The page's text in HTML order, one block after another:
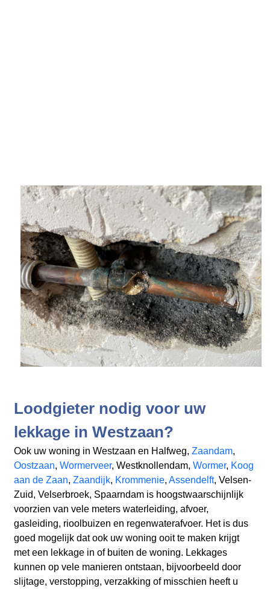
Loodgieter nodig voor uw
lekkage in Westzaan?
Ook uw woning in Westzaan en Halfweg, Zaandam,
Oostzaan, Wormerveer, Westknollendam, Wormer, Koog
aan de Zaan, Zaandijk, Krommenie, Assendelft, Velsen-
Zuid, Velserbroek, Spaarndam is hoogstwaarschijnlijk
voorzien van vele meters waterleiding, afvoer,
gasleiding, rioolbuizen en regenwaterafvoer. Het is dus
goed mogelijk dat ook uw woning ooit te maken krijgt
met een lekkage in of buiten de woning. Lekkages
kunnen op vele manieren ontstaan, bijvoorbeeld door
slijtage, verstopping, verzakking of misschien heeft u